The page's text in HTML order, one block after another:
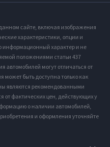
сайте, включая изображения
характеристики, опции и
информационный характер и не
положениями статьи 437
автомобилей могут отличаться от
может быть доступна только как
являются рекомендованными
от фактических цен, действующих у
о наличии автомобилей,
и оформления уточняйте